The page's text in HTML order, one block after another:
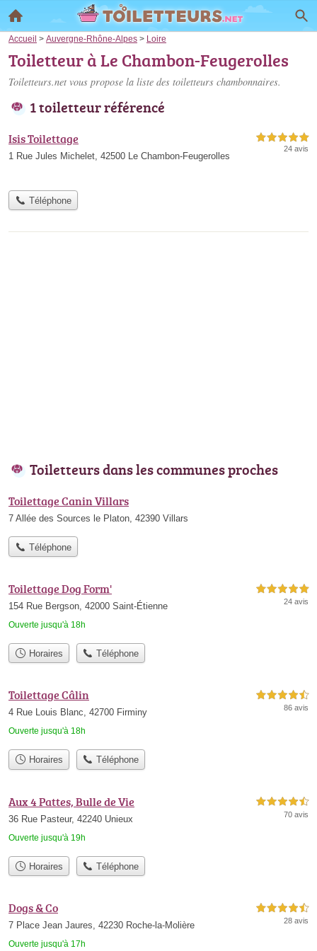
Accueil > Auvergne-Rhône-Alpes > Loire
Toiletteur à Le Chambon-Feugerolles
Toiletteurs.net vous propose la liste des toiletteurs chambonnaires.
1 toiletteur référencé
Isis Toilettage
1 Rue Jules Michelet, 42500 Le Chambon-Feugerolles
5,0 étoiles sur 5
24 avis
Téléphone
Toiletteurs dans les communes proches
Toilettage Canin Villars
7 Allée des Sources le Platon, 42390 Villars
Téléphone
Toilettage Dog Form'
154 Rue Bergson, 42000 Saint-Étienne
Ouverte jusqu'à 18h
5,0 étoiles sur 5
24 avis
Horaires Téléphone
Toilettage Câlin
4 Rue Louis Blanc, 42700 Firminy
Ouverte jusqu'à 18h
4,5 étoiles sur 5
86 avis
Horaires Téléphone
Aux 4 Pattes, Bulle de Vie
36 Rue Pasteur, 42240 Unieux
Ouverte jusqu'à 19h
4,5 étoiles sur 5
70 avis
Horaires Téléphone
Dogs & Co
7 Place Jean Jaures, 42230 Roche-la-Molière
Ouverte jusqu'à 17h
4,5 étoiles sur 5
28 avis